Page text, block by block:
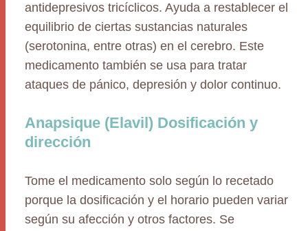
antidepresivos tricíclicos. Ayuda a restablecer el
equilibrio de ciertas sustancias naturales
(serotonina, entre otras) en el cerebro. Este
medicamento también se usa para tratar
ataques de pánico, depresión y dolor continuo.
Anapsique (Elavil) Dosificación y
dirección
Tome el medicamento solo según lo recetado
porque la dosificación y el horario pueden variar
según su afección y otros factores. Se